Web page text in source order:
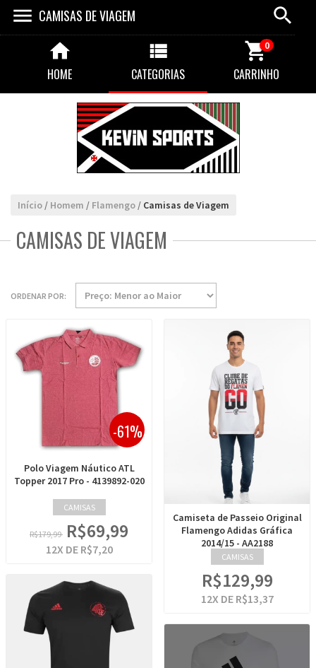
CAMISAS DE VIAGEM
HOME CATEGORIAS CARRINHO
0
Início / Homem / Flamengo / Camisas de Viagem
CAMISAS DE VIAGEM
ORDENAR POR:
-61%
Polo Viagem Náutico ATL
Topper 2017 Pro - 4139892-020
CAMISAS
R$179,99 R$69,99
12X DE R$7,20
Camiseta de Passeio Original
Flamengo Adidas Gráfica
2014/15 - AA2188
CAMISAS
R$129,99
12X DE R$13,37